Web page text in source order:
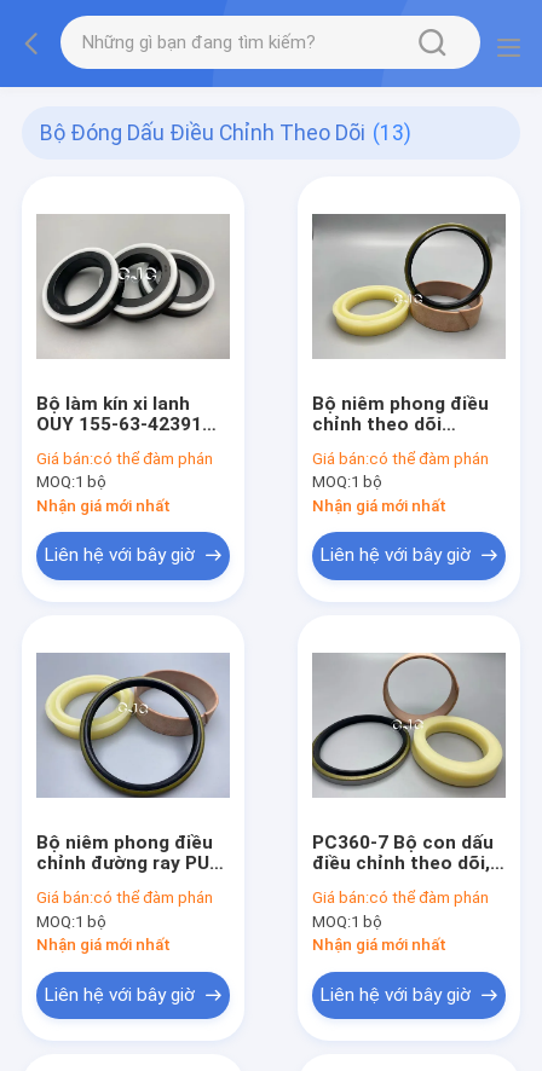
Bộ Đóng Dấu Điều Chỉnh Theo Dõi (13)
Bộ làm kín xi lanh
OUY 155-63-42391
tiêu chuẩn xi lanh
thủy lực
Giá bán:có thể đàm phán
MOQ:1 bộ
Nhận giá mới nhất
Liên hệ với bây giờ
Bộ niêm phong điều
chỉnh theo dõi
cho máy xúc PC30-1
PC50UU
Giá bán:có thể đàm phán
MOQ:1 bộ
Nhận giá mới nhất
Liên hệ với bây giờ
Bộ niêm phong điều
chỉnh đường ray PU
theo dõi cho
Komatsu 360-7
Giá bán:có thể đàm phán
MOQ:1 bộ
Nhận giá mới nhất
Liên hệ với bây giờ
PC360-7 Bộ con dấu
điều chỉnh theo dõi,
Vật liệu PTFE NBR PU
Giá bán:có thể đàm phán
MOQ:1 bộ
Nhận giá mới nhất
Liên hệ với bây giờ